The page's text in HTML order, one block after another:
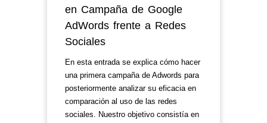
en Campaña de Google
AdWords frente a Redes
Sociales
En esta entrada se explica cómo hacer
una primera campaña de Adwords para
posteriormente analizar su eficacia en
comparación al uso de las redes
sociales. Nuestro objetivo consistía en